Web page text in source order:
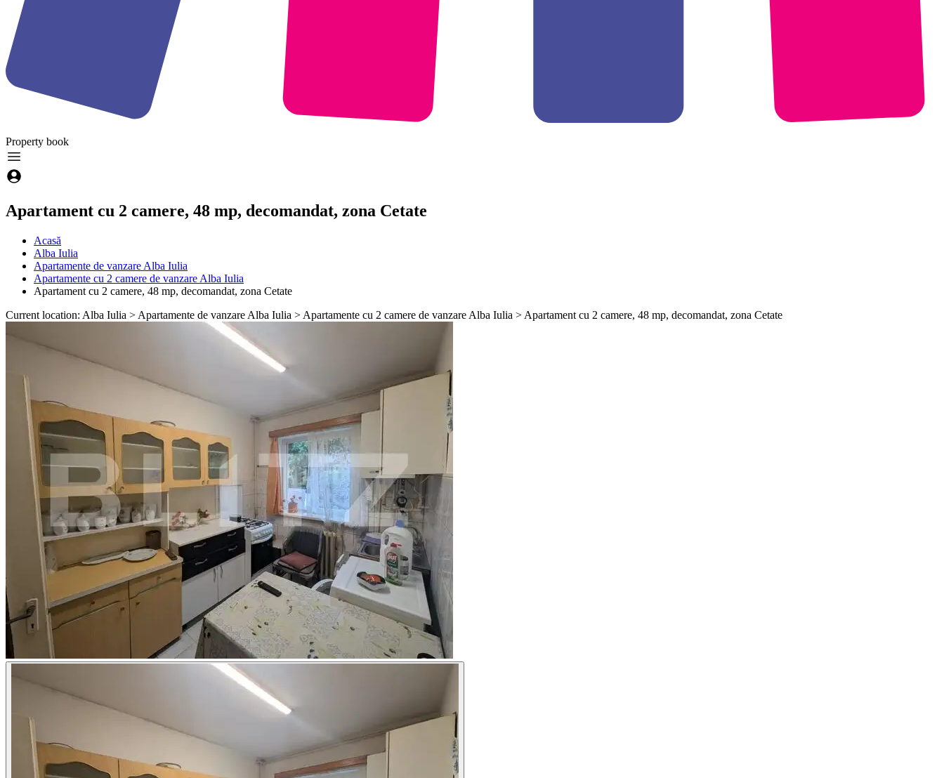
Property book
Apartament cu 2 camere, 48 mp, decomandat, zona Cetate
Acasă
Alba Iulia
Apartamente de vanzare Alba Iulia
Apartamente cu 2 camere de vanzare Alba Iulia
Apartament cu 2 camere, 48 mp, decomandat, zona Cetate
Current location: Alba Iulia > Apartamente de vanzare Alba Iulia > Apartamente cu 2 camere de vanzare Alba Iulia > Apartament cu 2 camere, 48 mp, decomandat, zona Cetate